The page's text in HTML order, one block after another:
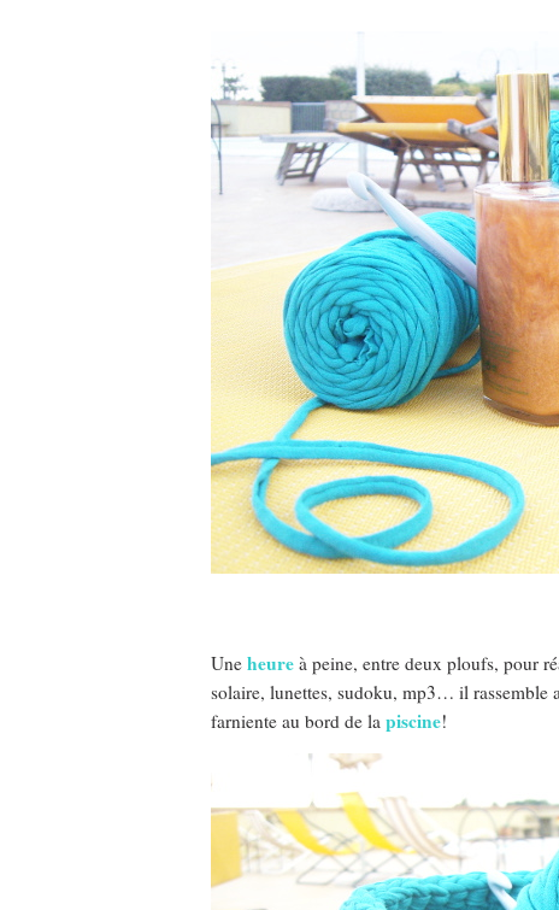
Une heure à peine, entre deux ploufs, pour
solaire, lunettes, sudoku, mp3… il rassemble
farniente au bord de la piscine!